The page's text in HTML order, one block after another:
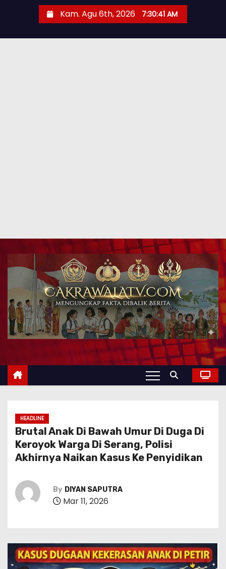
Kam. Agu 6th, 2026 7:30:42 AM
HEADLINE
Brutal Anak Di Bawah Umur Di Duga Di
Keroyok Warga Di Serang, Polisi
Akhirnya Naikan Kasus Ke Penyidikan
By DIYAN SAPUTRA
Mar 11, 2026